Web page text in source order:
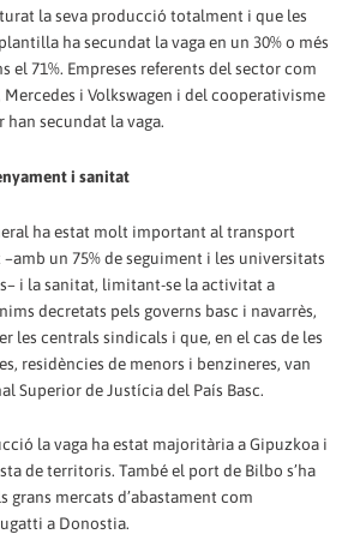
la seva producció totalment i que les
ha secundat la vaga en un 30% o més
el 71%. Empreses referents del sector com
Mercedes i Volkswagen i del cooperativisme
han secundat la vaga.
i sanitat
ha estat molt important al transport
un 75% de seguiment i les universitats
i la sanitat, limitant-se la activitat a
decretats pels governs basc i navarrès,
les centrals sindicals i que, en el cas de les
residències de menors i benzineres, van
Superior de Justícia del País Basc.
la vaga ha estat majoritària a Gipuzkoa i
de territoris. També el port de Bilbo s’ha
grans mercats d’abastament com
a Donostia.